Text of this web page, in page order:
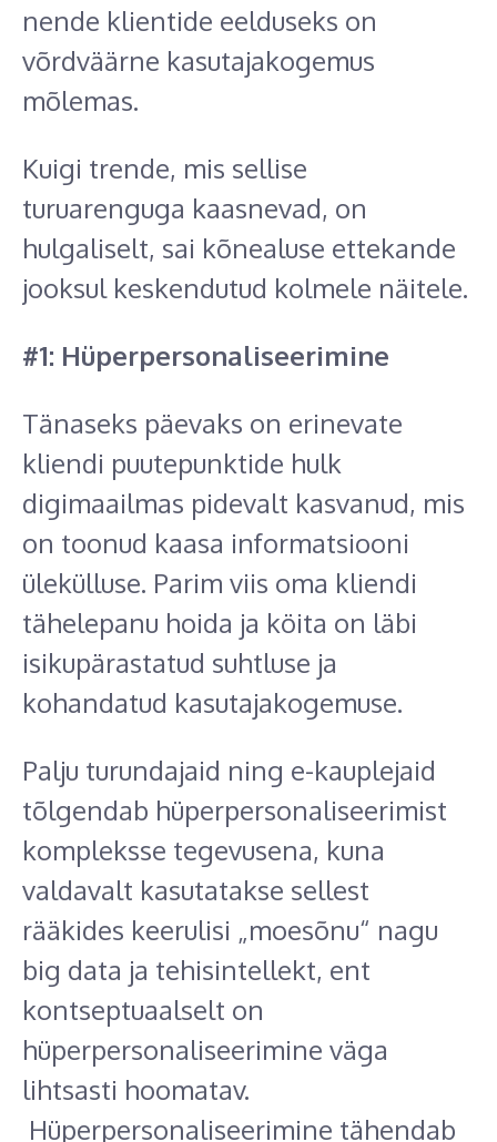
nende klientide eelduseks on
võrdväärne kasutajakogemus
mõlemas.
Kuigi trende, mis sellise
turuarenguga kaasnevad, on
hulgaliselt, sai kõnealuse ettekande
jooksul keskendutud kolmele näitele.
#1: Hüperpersonaliseerimine
Tänaseks päevaks on erinevate
kliendi puutepunktide hulk
digimaailmas pidevalt kasvanud, mis
on toonud kaasa informatsiooni
ülekülluse. Parim viis oma kliendi
tähelepanu hoida ja köita on läbi
isikupärastatud suhtluse ja
kohandatud kasutajakogemuse.
Palju turundajaid ning e-kauplejaid
tõlgendab hüperpersonaliseerimist
kompleksse tegevusena, kuna
valdavalt kasutatakse sellest
rääkides keerulisi „moesõnu“ nagu
big data ja tehisintellekt, ent
kontseptuaalselt on
hüperpersonaliseerimine väga
lihtsasti hoomatav.
Hüperpersonaliseerimine tähendab